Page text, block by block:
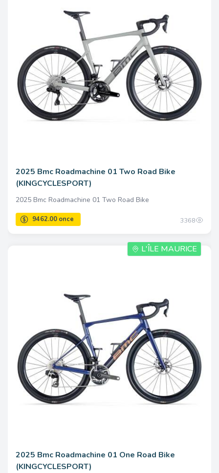
2025 Bmc Roadmachine 01 Two Road Bike
(KINGCYCLESPORT)
2025 Bmc Roadmachine 01 Two Road Bike
9462.00 once
3368
L'ÎLE MAURICE
2025 Bmc Roadmachine 01 One Road Bike
(KINGCYCLESPORT)